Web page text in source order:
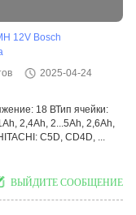
12V Bosch
2025-04-24
18 ВТип ячейки:
2,4Ah, 2...5Ah, 2,6Ah,
C5D, CD4D, ...
ВЫЙДИТЕ СООБЩЕНИЕ